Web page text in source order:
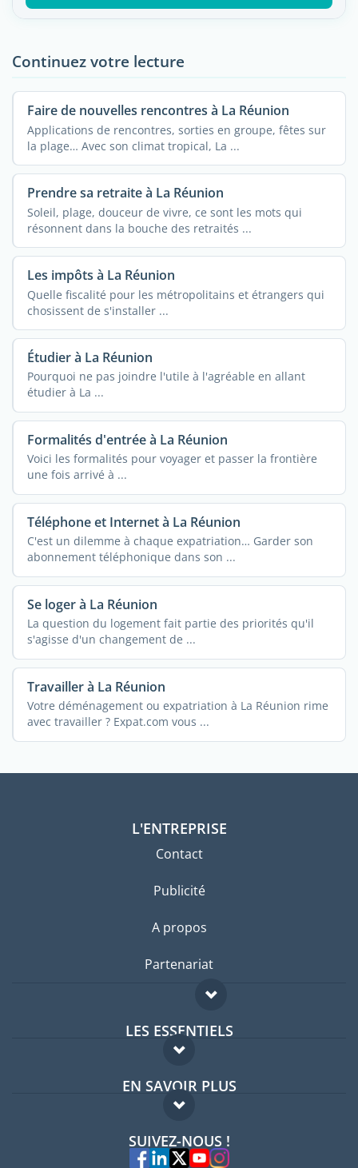
Continuez votre lecture
Faire de nouvelles rencontres à La Réunion
Applications de rencontres, sorties en groupe, fêtes sur
la plage… Avec son climat tropical, La ...
Prendre sa retraite à La Réunion
Soleil, plage, douceur de vivre, ce sont les mots qui
résonnent dans la bouche des retraités ...
Les impôts à La Réunion
Quelle fiscalité pour les métropolitains et étrangers qui
chosissent de s'installer ...
Étudier à La Réunion
Pourquoi ne pas joindre l'utile à l'agréable en allant
étudier à La ...
Formalités d'entrée à La Réunion
Voici les formalités pour voyager et passer la frontière
une fois arrivé à ...
Téléphone et Internet à La Réunion
C'est un dilemme à chaque expatriation… Garder son
abonnement téléphonique dans son ...
Se loger à La Réunion
La question du logement fait partie des priorités qu'il
s'agisse d'un changement de ...
Travailler à La Réunion
Votre déménagement ou expatriation à La Réunion rime
avec travailler ? Expat.com vous ...
L'ENTREPRISE
Contact
Publicité
A propos
Partenariat
LES ESSENTIELS
Forum expatriés
Guides pays
EN SAVOIR PLUS
FAQ
Experts
SUIVEZ-NOUS !